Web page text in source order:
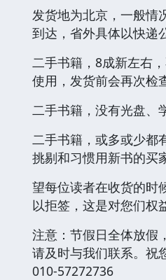
发货地为北京，一般情
到达，省外具体以快递
二手书籍，8成新左右
使用，发货前会再次检
二手书籍，没有光盘、
二手书籍，或多或少都
挑剔和习惯用新书的买
望每位读者在收货的时
以拒签，这是对您们权
注意：节假日全体放假
请及时与我们联系。祝
010-57272736